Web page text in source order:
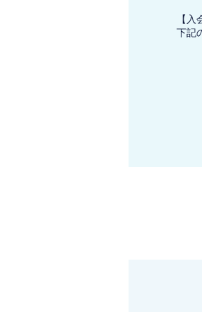
【入
下記